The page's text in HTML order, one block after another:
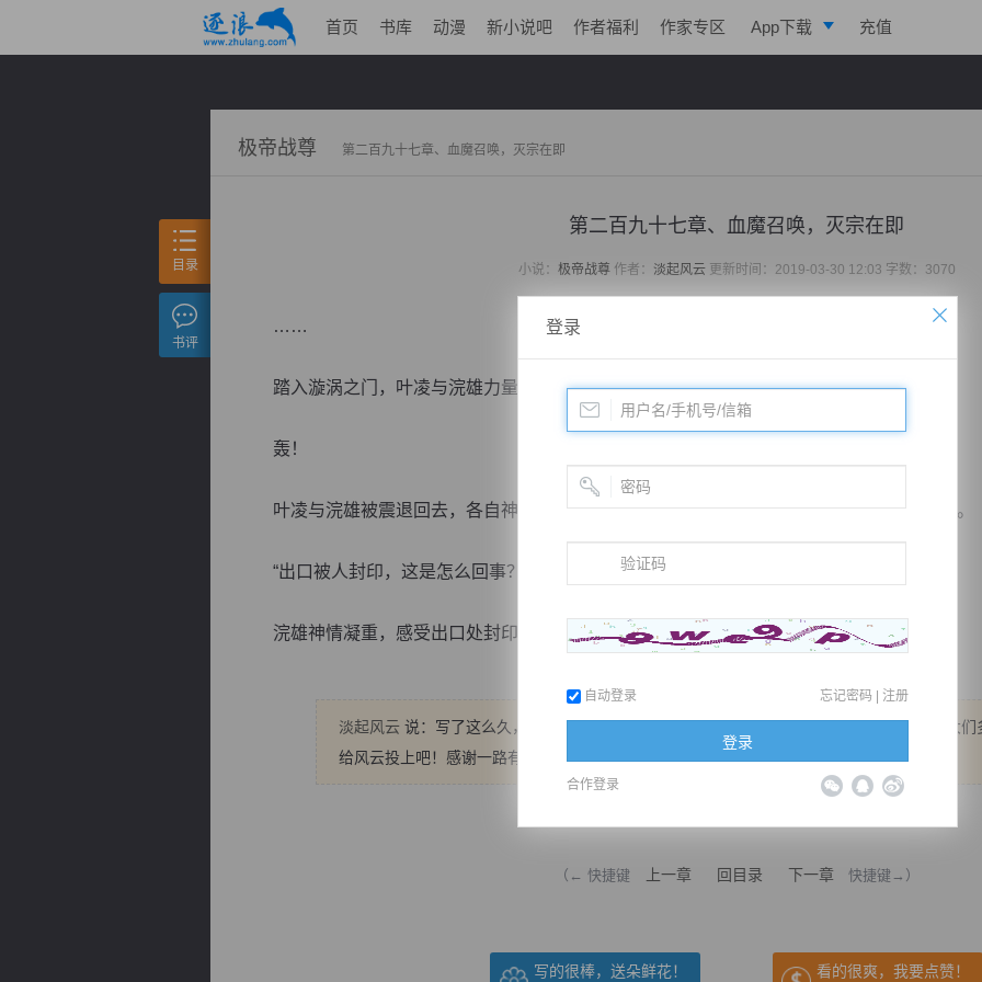
首页 书库 动漫 新小说吧 作者福利 作家专区 App下载 充值
极帝战尊 第二百九十七章、血魔召唤，灭宗在即
第二百九十七章、血魔召唤，灭宗在即
小说： 极帝战尊作者： 淡起风云更新时间：2019-03-30 12:03 字数：3070
……
踏入漩涡之门，叶凌与浣雄力量走出空间隧道，突然前方一道强大的封印力量浮现。
轰！
叶凌与浣雄被震退回去，各自神色瞬间难看无比，尤其是叶凌，眼神中竟然闪过一抹寒意。
“出口被人封印，这是怎么回事？”
浣雄神情凝重，感受出口处封印极强，以他的实力竟然难以撼动，这让他不由扭头...
淡起风云 说：写了这么久，风云需要诸位大大的支持，因为本书在进行淘汰PK筛选，请大大
给风云投上吧！感谢一路有你们的支持！
（← 快捷键 上一章 回目录 下一章 快捷键→）
写的很棒，送朵鲜花！ 看的很爽，我要点赞！
目录
书评
登录
自动登录 忘记密码 | 注册
登录
合作登录